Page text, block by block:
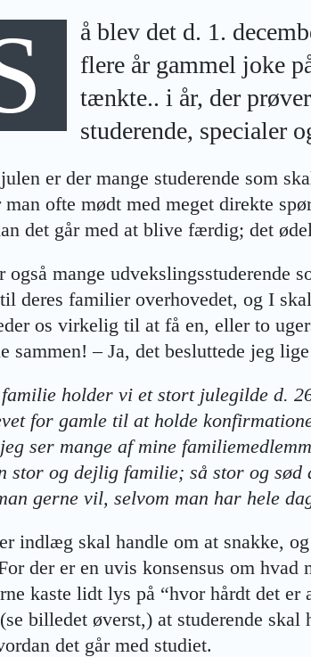
å blev det d. 1.
flere år gammel joke
tænkte.. i år, der
studerende, specialer
er der mange studerende som
ofte mødt med meget direkte
det går med at blive færdig; det
også mange udvekslingsstuderende
deres familier overhovedet, og I
os virkelig til at få en, eller to
sammen! – Ja, det besluttede jeg
holder vi et stort julegilde d.
for gamle til at holde
ser mange af mine
stor og dejlig familie; så stor og sød
gerne vil, selvom man har hele
indlæg skal handle om at snakke,
der er en uvis konsensus om hvad
kaste lidt lys på “hvor hårdt det
billedet øverst,) at studerende
det går med studiet.